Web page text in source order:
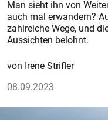
Man sieht ihn von
auch mal erwandern?
zahlreiche Wege, und
Aussichten belohnt.
Irene Strifler
08.09.2023